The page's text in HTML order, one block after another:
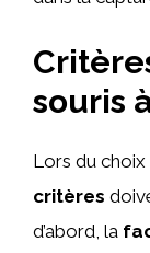
souris
Lors du choix
critères
d’abord, la